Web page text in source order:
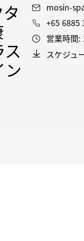
ン
mosin-
+65 6885
営業時間:
スケジュ